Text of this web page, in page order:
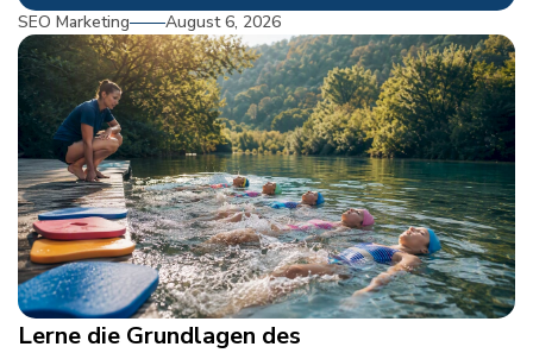
SEO Marketing August 6, 2026
Lerne die Grundlagen des